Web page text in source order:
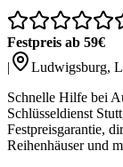
Festpreis ab 59€
|
Ludwigsburg,
Schnelle Hilfe bei
Schlüsseldienst
Festpreisgarantie,
Reihenhäuser und